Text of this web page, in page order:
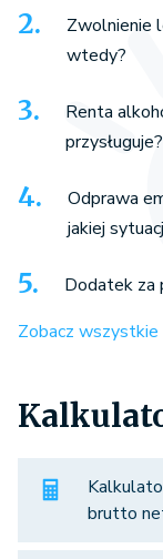
Zwolnienie
wtedy?
Renta
przysługuje?
Odprawa
jakiej
Dodatek za
Zobacz wszystkie
brutto